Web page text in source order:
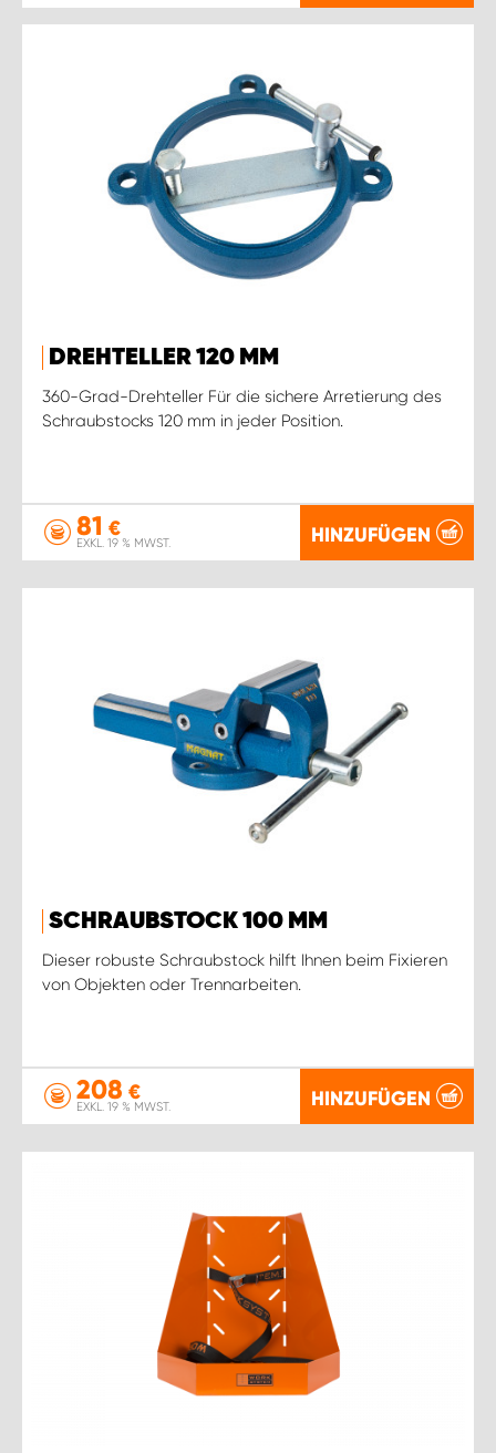
DREHTELLER 120 MM
360-Grad-Drehteller Für die sichere Arretierung des
Schraubstocks 120 mm in jeder Position.
81 €
EXKL. 19 % MWST. HINZUFÜGEN
SCHRAUBSTOCK 100 MM
Dieser robuste Schraubstock hilft Ihnen beim Fixieren
von Objekten oder Trennarbeiten.
208 €
EXKL. 19 % MWST. HINZUFÜGEN